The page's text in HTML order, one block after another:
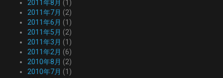
2011年8月 (1)
2011年7月 (2)
2011年6月 (1)
2011年5月 (2)
2011年3月 (1)
2011年2月 (6)
2010年8月 (2)
2010年7月 (1)